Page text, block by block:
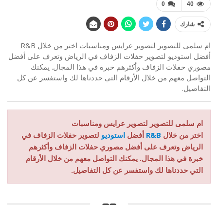
0 40
شارك
ام سلمى للتصوير لتصوير عرايس ومناسبات اختر من خلال R&B
أفضل استوديو لتصوير حفلات الزفاف في الرياض وتعرف على أفضل
مصوري حفلات الزفاف وأكثرهم خبرة في هذا المجال. يمكنك
التواصل معهم من خلال الأرقام التي حددناها لك واستفسر عن كل
التفاصيل.
ام سلمى للتصوير لتصوير عرايس ومناسبات
اختر من خلال R&B أفضل استوديو لتصوير حفلات الزفاف في
الرياض وتعرف على أفضل مصوري حفلات الزفاف وأكثرهم
خبرة في هذا المجال. يمكنك التواصل معهم من خلال الأرقام
التي حددناها لك واستفسر عن كل التفاصيل.